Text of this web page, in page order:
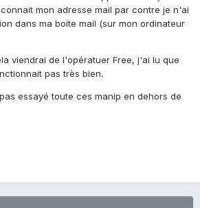
mon adresse mail par contre je n'ai
dans ma boite mail (sur mon ordinateur
viendrai de l'opératuer Free, j'ai lu que
pas très bien.
essayé toute ces manip en dehors de